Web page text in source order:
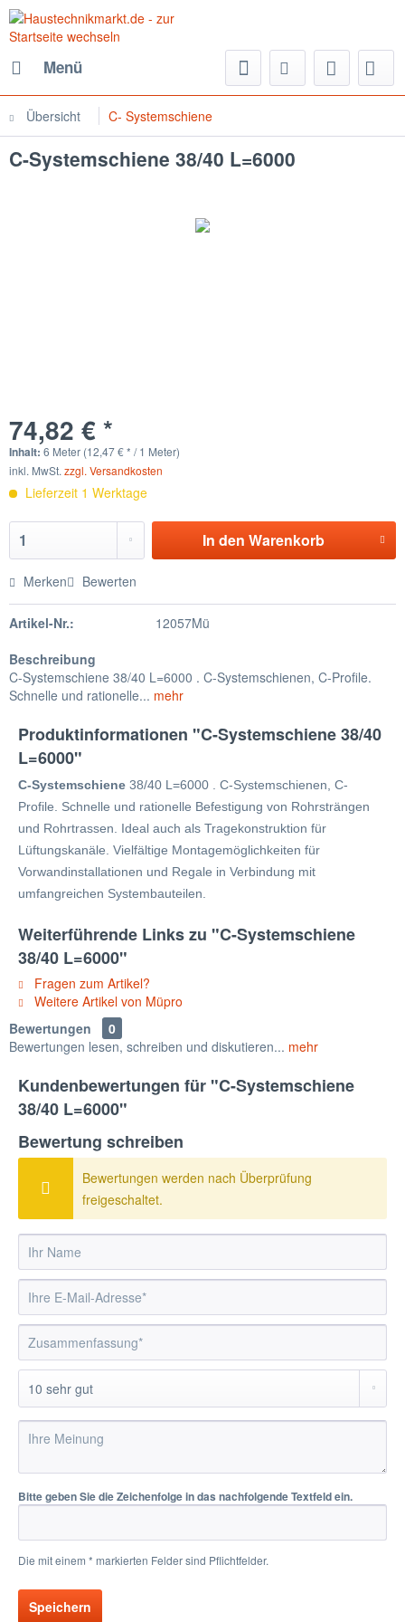
Menü
Übersicht C- Systemschiene
C-Systemschiene 38/40 L=6000
74,82 € *
Inhalt: 6 Meter (12,47 € * / 1 Meter)
inkl. MwSt. zzgl. Versandkosten
Lieferzeit 1 Werktage
In den Warenkorb
Merken Bewerten
Artikel-Nr.:
12057Mü
Beschreibung
C-Systemschiene 38/40 L=6000 . C-Systemschienen, C-Profile.
Schnelle und rationelle... mehr
Produktinformationen "C-Systemschiene 38/40
L=6000"
C-Systemschiene 38/40 L=6000 . C-Systemschienen, C-
Profile. Schnelle und rationelle Befestigung von Rohrsträngen
und Rohrtrassen. Ideal auch als Tragekonstruktion für
Lüftungskanäle. Vielfältige Montagemöglichkeiten für
Vorwandinstallationen und Regale in Verbindung mit
umfangreichen Systembauteilen.
Weiterführende Links zu "C-Systemschiene
38/40 L=6000"
Fragen zum Artikel?
Weitere Artikel von Müpro
Bewertungen
0
Bewertungen lesen, schreiben und diskutieren... mehr
Kundenbewertungen für "C-Systemschiene
38/40 L=6000"
Bewertung schreiben
Bewertungen werden nach Überprüfung
freigeschaltet.
Bitte geben Sie die Zeichenfolge in das nachfolgende Textfeld ein.
Die mit einem * markierten Felder sind Pflichtfelder.
Speichern